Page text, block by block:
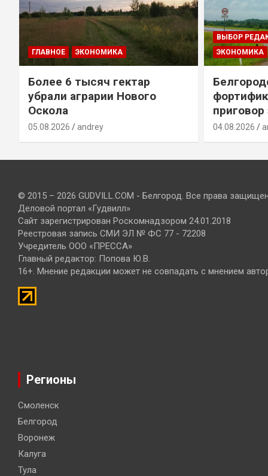
ГЛАВНОЕ ЭКОНОМИКА
Более 6 тысяч гектар
убрали аграрии Нового
Оскола
05.08.2026 andrey
ВЫБОР
ЭКОНОМИКА
04.08.2026
© 2015 – 2026 GUDVILL.COM - Белгород. Все права
Деловой портал «Гудвилл»
Сайт зарегистрирован Роскомнадзором 24.01.2018
Реестровая запись СМИ ЭЛ № ФС 77 - 72208
Учредитель ООО «ПРЕССА»
Главный редактор: Попова Ю.В.
16+. Мнение редакции может не совпадать с мнением
Регионы
Смоленск
Белгород
Воронеж
Калуга
Тула